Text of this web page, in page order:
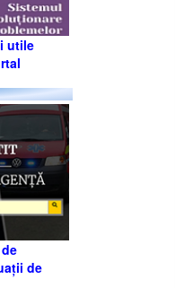
utile
de